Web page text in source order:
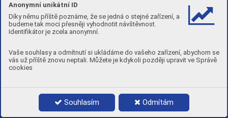
Anonymní unikátní ID
Díky němu příště poznáme, že se jedná o stejné zařízení, a
budeme tak moci přesněji vyhodnotit návštěvnost.
Identifikátor je zcela anonymní.
Vaše souhlasy a odmítnutí si ukládáme do vašeho zařízení, abychom se
vás už příště znovu neptali. Můžete je kdykoli později upravit ve Správě
cookies
Souhlasím Odmítám